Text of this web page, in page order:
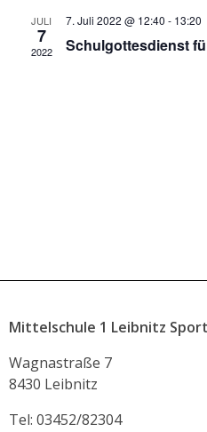
JULI
7
2022
7. Juli 2022 @ 12:40 - 13:20
Schulgottesdienst
Mittelschule 1 Leibnitz
Wagnastraße 7
8430 Leibnitz
Tel: 03452/82304